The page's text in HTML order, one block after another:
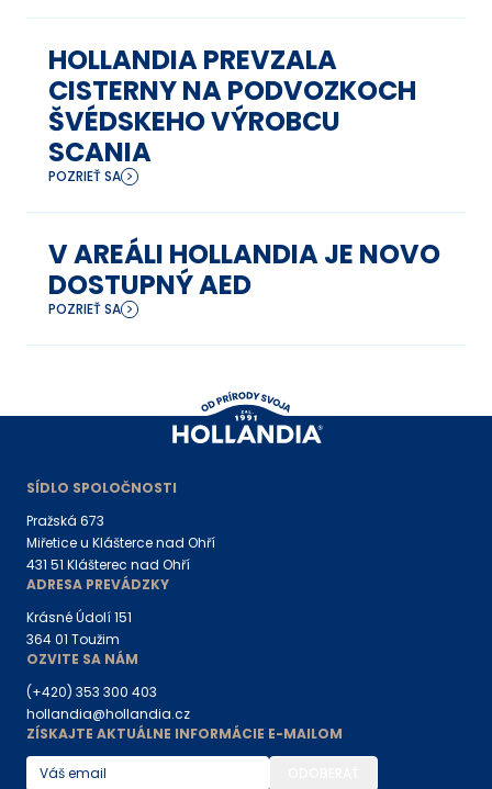
HOLLANDIA PREVZALA
CISTERNY NA PODVOZKOCH
ŠVÉDSKEHO VÝROBCU
SCANIA
POZRIEŤ SA
V AREÁLI HOLLANDIA JE NOVO
DOSTUPNÝ AED
POZRIEŤ SA
SÍDLO SPOLOČNOSTI
Pražská 673
Miřetice u Klášterce nad Ohří
431 51 Klášterec nad Ohří
ADRESA PREVÁDZKY
Krásné Údolí 151
364 01 Toužim
OZVITE SA NÁM
(+420) 353 300 403
hollandia@hollandia.cz
ZÍSKAJTE AKTUÁLNE INFORMÁCIE E-MAILOM